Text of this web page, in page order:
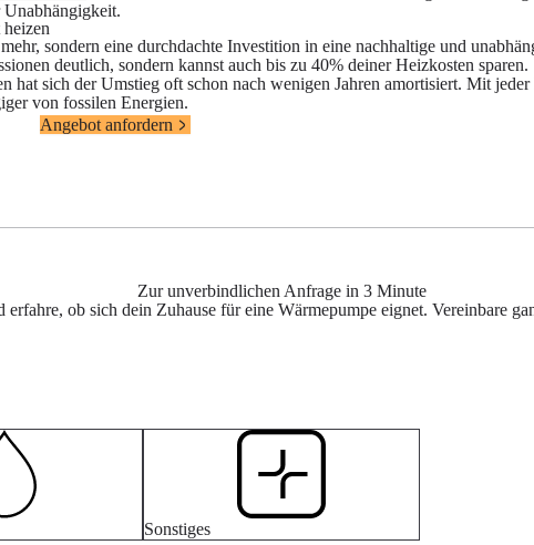
sondern eine durchdachte Investition in eine nachhaltige und
deutlich, sondern kannst auch bis zu 40% deiner Heizkosten sparen.
hat sich der Umstieg oft schon nach wenigen Jahren amortisiert. Mit jeder
von fossilen Energien.
Angebot anfordern
Zur unverbindlichen Anfrage in 3 Minute
ob sich dein Zuhause für eine Wärmepumpe eignet. Vereinbare
Sonstiges